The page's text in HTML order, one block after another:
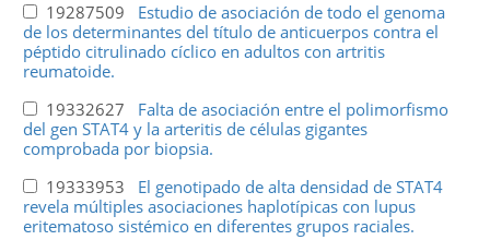
19287509 Estudio de asociación de todo el genoma
de los determinantes del título de anticuerpos contra el
péptido citrulinado cíclico en adultos con artritis
reumatoide.
19332627 Falta de asociación entre el polimorfismo
del gen STAT4 y la arteritis de células gigantes
comprobada por biopsia.
19333953 El genotipado de alta densidad de STAT4
revela múltiples asociaciones haplotípicas con lupus
eritematoso sistémico en diferentes grupos raciales.